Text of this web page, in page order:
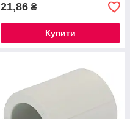
21,86 ₴
Купити